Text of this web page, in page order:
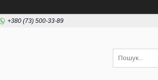
+380 (73) 500-33-89